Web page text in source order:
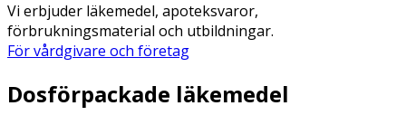
Vi erbjuder läkemedel, apoteksvaror,
förbrukningsmaterial och utbildningar.
För vårdgivare och företag
Dosförpackade läkemedel